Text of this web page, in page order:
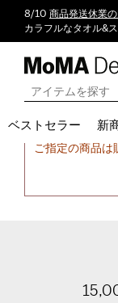
8/10 商品発送休業
カラフルなタオル&ス
ベストセラー 新
ご指定の商品は